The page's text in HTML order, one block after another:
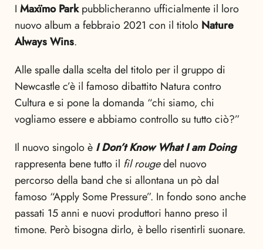
I Maxïmo Parkpubblicheranno ufficialmente il loro
nuovo album a febbraio 2021 con il titolo Nature
Always Wins.
Alle spalle dalla scelta del titolo per il gruppo di
Newcastle c’è il famoso dibattito Natura contro
Cultura e si pone la domanda “chi siamo, chi
vogliamo essere e abbiamo controllo su tutto ciò?”
Il nuovo singolo è I Don’t Know What I am Doing
rappresenta bene tutto il fil rougedel nuovo
percorso della band che si allontana un pò dal
famoso “Apply Some Pressure”. In fondo sono anche
passati 15 anni e nuovi produttori hanno preso il
timone. Però bisogna dirlo, è bello risentirli suonare.